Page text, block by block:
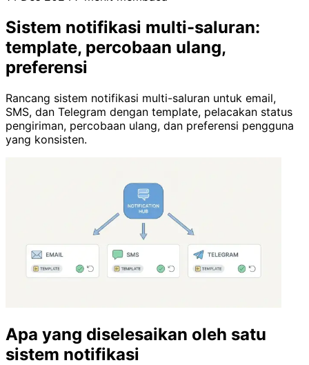
Sistem notifikasi multi-saluran:
template, percobaan ulang,
preferensi
Rancang sistem notifikasi multi-saluran untuk email,
SMS, dan Telegram dengan template, pelacakan status
pengiriman, percobaan ulang, dan preferensi pengguna
yang konsisten.
Apa yang diselesaikan oleh satu
sistem notifikasi